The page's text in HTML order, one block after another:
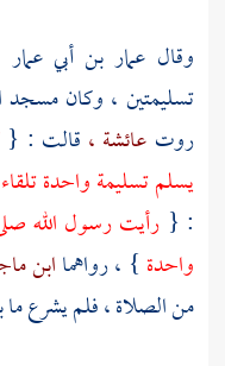
وقال عمار بن أبي عمار
تسليمتين ، وكان مسجد
روت عائشة ، قالت : {
يسلم تسليمة واحدة
: { رأيت رسول الله
واحدة } ، رواهماابن
من الصلاة ، فلم يشرع ما